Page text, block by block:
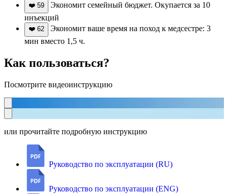
❤️ 59
Экономит семейный бюджет. Окупается за 10
инъекций
❤️ 62
Экономит ваше время на поход к медсестре: 3
мин вместо 1,5 ч.
Как пользоваться?
Посмотрите видеоинструкцию
или прочитайте подробную инструкцию
Руководство по эксплуатации (RU)
Руководство по эксплуатации (ENG)